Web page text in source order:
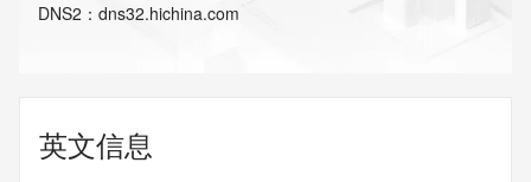
DNS2 ： dns32.hichina.com
英文信息